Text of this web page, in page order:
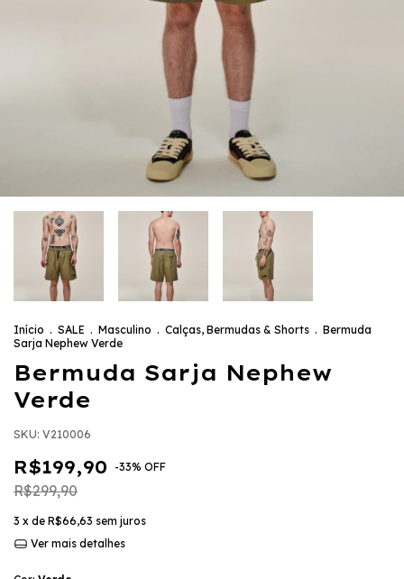
Início . SALE . Masculino . Calças, Bermudas & Shorts . Bermuda
Sarja Nephew Verde
Bermuda Sarja Nephew
Verde
SKU: V210006
R$199,90 -33% OFF
R$299,90
3 x de R$66,63 sem juros
Ver mais detalhes